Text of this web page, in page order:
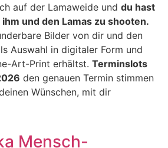
auf der Lamaweide und du hast
und den Lamas zu shooten.
Bilder von dir und den
Auswahl in digitaler Form und
Art-Print erhältst. Terminslots
den genauen Termin stimmen
Wünschen, mit dir
Mensch-